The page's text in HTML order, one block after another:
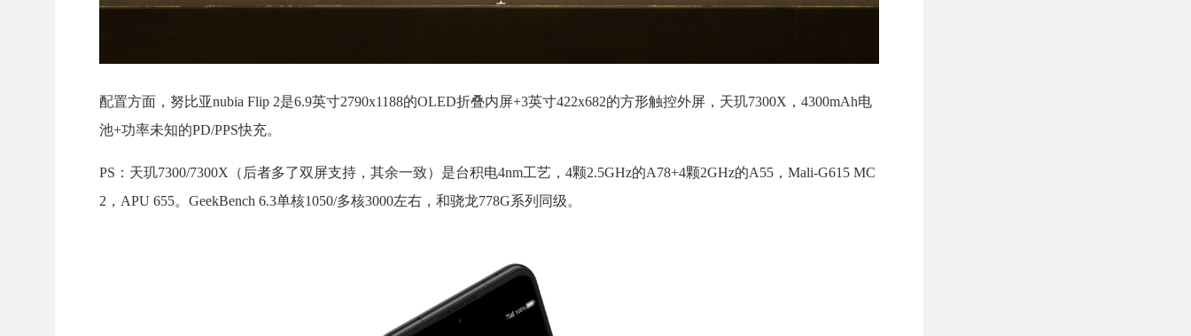
配置方面，努比亚nubia Flip 2是6.9英寸2790x1188的OLED折叠内屏+3英寸422x682的方形触控外屏，天玑7300X，4300mAh电
池+功率未知的PD/PPS快充。
PS：天玑7300/7300X（后者多了双屏支持，其余一致）是台积电4nm工艺，4颗2.5GHz的A78+4颗2GHz的A55，Mali-G615 MC
2，APU 655。GeekBench 6.3单核1050/多核3000左右，和骁龙778G系列同级。